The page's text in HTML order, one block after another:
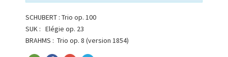
SCHUBERT : Trio op. 100
SUK : Elégie op. 23
BRAHMS : Trio op. 8 (version 1854)